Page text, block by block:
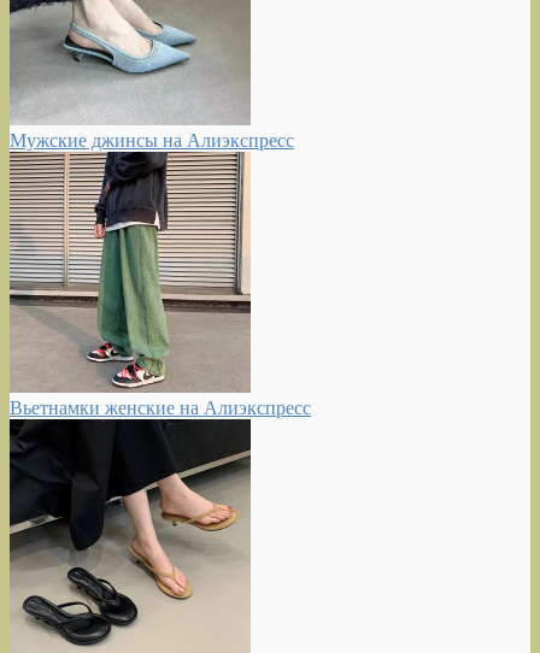
Мужские джинсы на Алиэкспресс
Вьетнамки женские на Алиэкспресс